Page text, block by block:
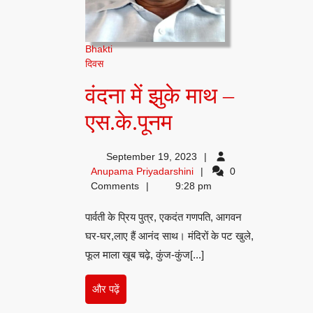
Bhakti
दिवस
वंदना में झुके माथ –
एस.के.पूनमवंदना
में
झुके
–
एस.के.पूनम
September 19, 2023
Anupama PriyadarshiniAnupama
Priyadarshini
0
Comments
9:28 pm
पार्वती के प्रिय पुत्र, एकदंत गणपति, आगवन
घर-घर,लाए हैं आनंद साथ। मंदिरों के पट खुले,
फूल माला खूब चढ़े, कुंज-कुंज[...]
और पढ़ेंऔर
पढ़ें